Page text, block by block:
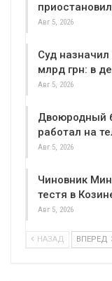
Авг 5, 2026
Суд
млрд грн: в
Авг 5, 2026
Двоюродный
работал на
Авг 5, 2026
Чиновник
тестя в
Авг 5, 2026
НАЗАД ВПЕРЕД